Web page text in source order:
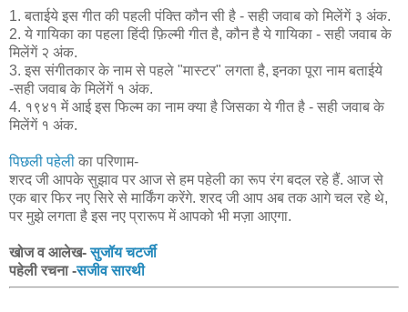
1. बताईये इस गीत की पहली पंक्ति कौन सी है - सही जवाब को मिलेंगें ३ अंक.
2. ये गायिका का पहला हिंदी फ़िल्मी गीत है, कौन है ये गायिका - सही जवाब के
मिलेंगें २ अंक.
3. इस संगीतकार के नाम से पहले "मास्टर" लगता है, इनका पूरा नाम बताईये
-सही जवाब के मिलेंगें १ अंक.
4. १९४१ में आई इस फिल्म का नाम क्या है जिसका ये गीत है - सही जवाब के
मिलेंगें १ अंक.
पिछली पहेली का परिणाम-
शरद जी आपके सुझाव पर आज से हम पहेली का रूप रंग बदल रहे हैं. आज से
एक बार फिर नए सिरे से मार्किंग करेंगे. शरद जी आप अब तक आगे चल रहे थे,
पर मुझे लगता है इस नए प्रारूप में आपको भी मज़ा आएगा.
खोज व आलेख-सुजॉय चटर्जी
पहेली रचना -सजीव सारथी